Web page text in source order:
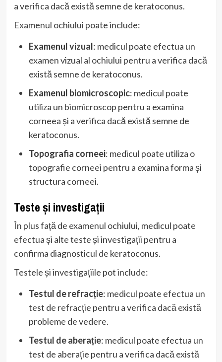
a verifica dacă există semne de keratoconus.
Examenul ochiului poate include:
Examenul vizual: medicul poate efectua un
examen vizual al ochiului pentru a verifica dacă
există semne de keratoconus.
Examenul biomicroscopic: medicul poate
utiliza un biomicroscop pentru a examina
corneea și a verifica dacă există semne de
keratoconus.
Topografia corneei: medicul poate utiliza o
topografie corneei pentru a examina forma și
structura corneei.
Teste și investigații
În plus față de examenul ochiului, medicul poate
efectua și alte teste și investigații pentru a
confirma diagnosticul de keratoconus.
Testele și investigațiile pot include:
Testul de refracție: medicul poate efectua un
test de refracție pentru a verifica dacă există
probleme de vedere.
Testul de aberație: medicul poate efectua un
test de aberație pentru a verifica dacă există